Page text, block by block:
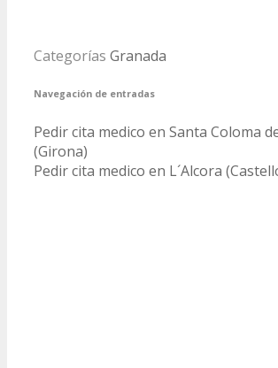
Categorías Granada
Navegación de entradas
Pedir cita medico en Santa Coloma
(Girona)
Pedir cita medico en L´Alcora